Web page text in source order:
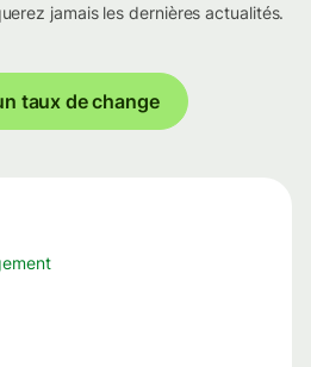
jamais les dernières actualités.
taux de change